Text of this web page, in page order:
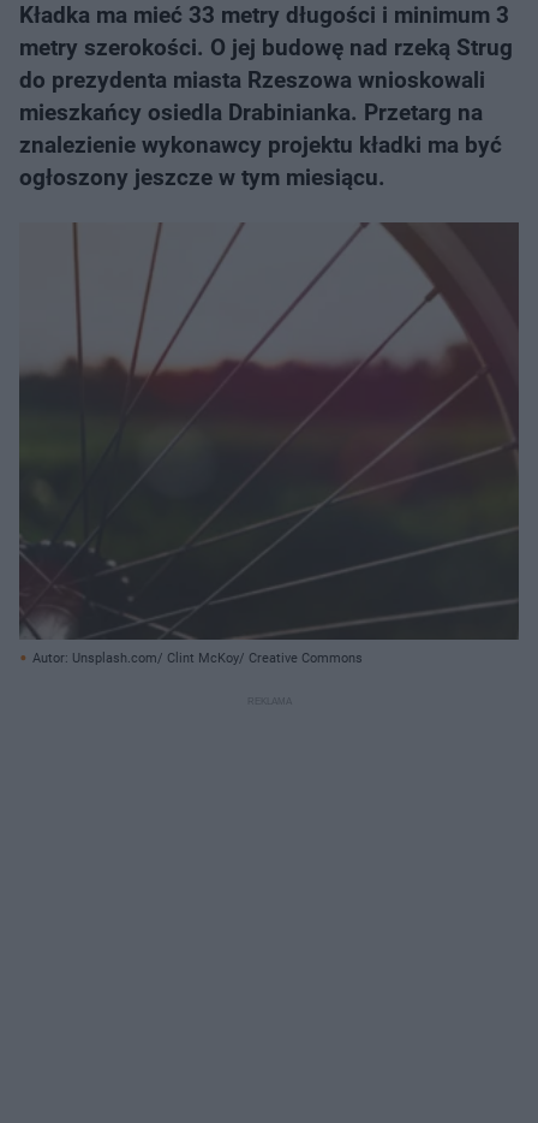
Kładka ma mieć 33 metry długości i minimum 3
metry szerokości. O jej budowę nad rzeką Strug
do prezydenta miasta Rzeszowa wnioskowali
mieszkańcy osiedla Drabinianka. Przetarg na
znalezienie wykonawcy projektu kładki ma być
ogłoszony jeszcze w tym miesiącu.
Autor: Unsplash.com/ Clint McKoy/ Creative Commons